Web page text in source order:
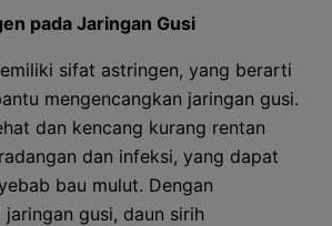
pada Jaringan Gusi
sifat astringen, yang berarti
mengencangkan jaringan gusi.
dan kencang kurang rentan
dan infeksi, yang dapat
bau mulut. Dengan
jaringan gusi, daun sirih